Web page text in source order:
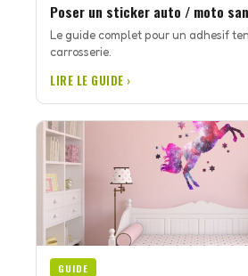
Poser un sticker auto / moto
Le guide complet pour un adhesif
carrosserie.
LIRE LE GUIDE ›
GUIDE